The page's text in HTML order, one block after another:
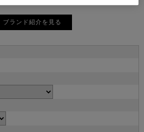
ブランド紹介を見る